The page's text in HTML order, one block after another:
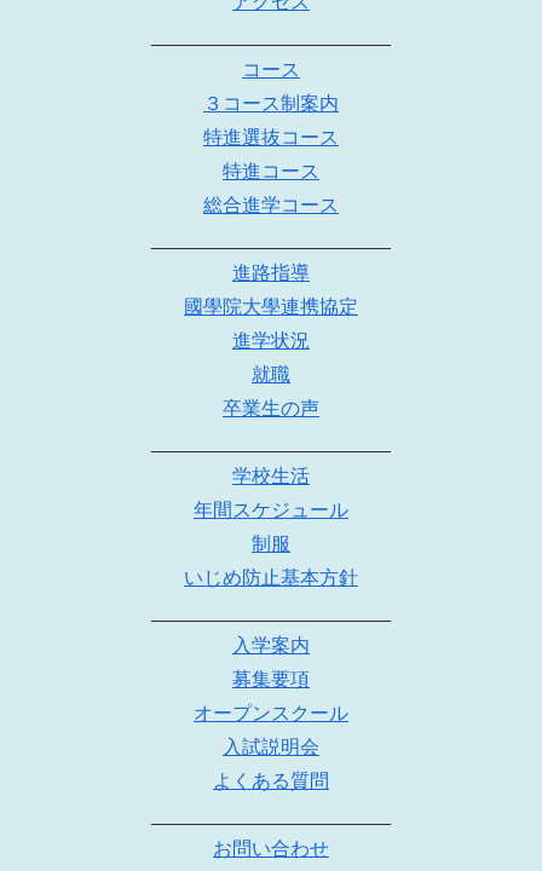
コース
３コース制案内
特進選抜コース
特進コース
総合進学コース
進路指導
國學院大學連携協定
進学状況
就職
卒業生の声
学校生活
年間スケジュール
制服
いじめ防止基本方針
入学案内
募集要項
オープンスクール
入試説明会
よくある質問
お問い合わせ